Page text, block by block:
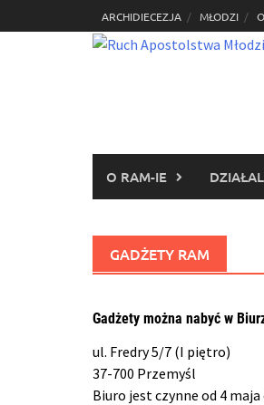
to
ARCHIDIECEZJA MŁODZI
O RAM-IE
GADŻETY RAM
Gadżety można nabyć w
ul. Fredry 5/7 (I piętro)
37-700 Przemyśl
Biuro jest czynne od 4 maja